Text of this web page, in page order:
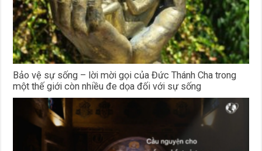
Bảo vệ sự sống – lời mời gọi của Đức Thánh Cha trong
một thế giới còn nhiều đe dọa đối với sự sống